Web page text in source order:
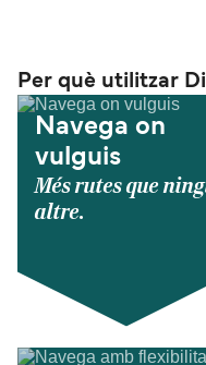
Per què utilitzar
Navega on
vulguis
Més rutes que
altre.